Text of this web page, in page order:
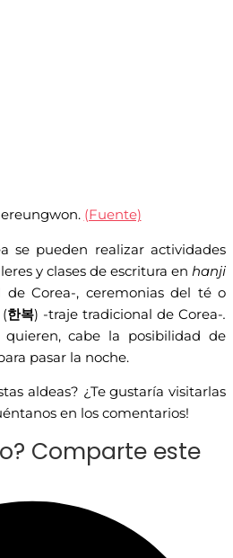
(Fuente)
se pueden realizar actividades
y clases de escritura en hanji
de Corea-, ceremonias del té o
(한복) -traje tradicional de Corea-.
cabe la posibilidad de
pasar la noche.
aldeas? ¿Te gustaría visitarlas
en los comentarios!
Comparte este